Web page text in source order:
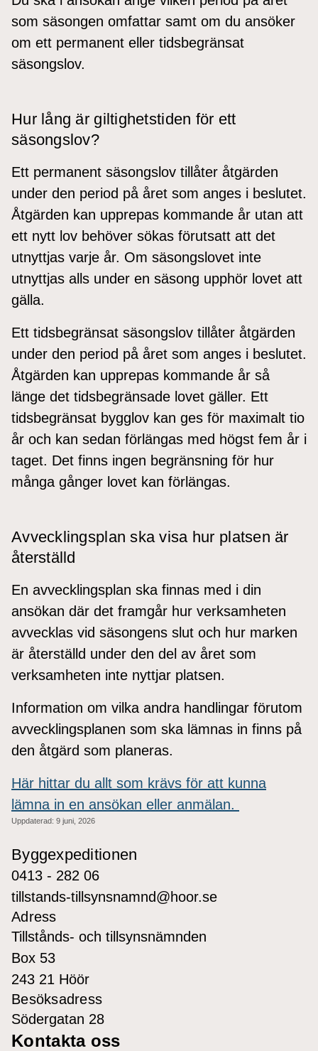
som säsongen omfattar samt om du ansöker
om ett permanent eller tidsbegränsat
säsongslov.
Hur lång är giltighetstiden för ett
säsongslov?
Ett permanent säsongslov tillåter åtgärden
under den period på året som anges i beslutet.
Åtgärden kan upprepas kommande år utan att
ett nytt lov behöver sökas förutsatt att det
utnyttjas varje år. Om säsongslovet inte
utnyttjas alls under en säsong upphör lovet att
gälla.
Ett tidsbegränsat säsongslov tillåter åtgärden
under den period på året som anges i beslutet.
Åtgärden kan upprepas kommande år så
länge det tidsbegränsade lovet gäller. Ett
tidsbegränsat bygglov kan ges för maximalt tio
år och kan sedan förlängas med högst fem år i
taget. Det finns ingen begränsning för hur
många gånger lovet kan förlängas.
Avvecklingsplan ska visa hur platsen är
återställd
En avvecklingsplan ska finnas med i din
ansökan där det framgår hur verksamheten
avvecklas vid säsongens slut och hur marken
är återställd under den del av året som
verksamheten inte nyttjar platsen.
Information om vilka andra handlingar förutom
avvecklingsplanen som ska lämnas in finns på
den åtgärd som planeras.
Här hittar du allt som krävs för att kunna
lämna in en ansökan eller anmälan.
Uppdaterad: 9 juni, 2026
Byggexpeditionen
0413 - 282 06
tillstands-tillsynsnamnd@hoor.se
Adress
Tillstånds- och tillsynsnämnden
Box 53
243 21 Höör
Besöksadress
Södergatan 28
Kontakta oss